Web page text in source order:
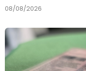
08/08/2026